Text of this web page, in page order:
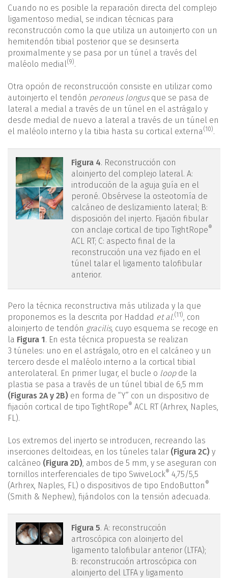
Cuando no es posible la reparación directa del complejo
ligamentoso medial, se indican técnicas para
reconstrucción como la que utiliza un autoinjerto con un
hemitendón tibial posterior que se desinserta
proximalmente y se pasa por un túnel a través del
maléolo medial (9).
Otra opción de reconstrucción consiste en utilizar como
autoinjerto el tendón peroneus longusque se pasa de
lateral a medial a través de un túnel en el astrágalo y
desde medial de nuevo a lateral a través de un túnel en
el maléolo interno y la tibia hasta su cortical externa (10).
figura4.png
Figura 4. Reconstrucción con
aloinjerto del complejo lateral. A:
introducción de la aguja guía en el
peroné. Obsérvese la osteotomía de
calcáneo de deslizamiento lateral; B:
disposición del injerto. Fijación fibular
con anclaje cortical de tipo TightRope®
ACL RT; C: aspecto final de la
reconstrucción una vez fijado en el
túnel talar el ligamento talofibular
anterior.
Pero la técnica reconstructiva más utilizada y la que
proponemos es la descrita por Haddad et al.(11)
, con
aloinjerto de tendón gracilis, cuyo esquema se recoge en
la Figura 1. En esta técnica propuesta se realizan
3 túneles: uno en el astrágalo, otro en el calcáneo y un
tercero desde el maléolo interno a la cortical tibial
anterolateral. En primer lugar, el bucle o loopde la
plastia se pasa a través de un túnel tibial de 6,5 mm
(Figuras 2A y 2B) en forma de “Y” con un dispositivo de
fijación cortical de tipo TightRope® ACL RT (Arhrex, Naples,
FL).
Los extremos del injerto se introducen, recreando las
inserciones deltoideas, en los túneles talar (Figura 2C) y
calcáneo (Figura 2D) , ambos de 5 mm, y se aseguran con
tornillos interferenciales de tipo SwiveLock® 4,75/5,5
(Arhrex, Naples, FL) o dispositivos de tipo EndoButton ®
(Smith & Nephew), fijándolos con la tensión adecuada.
figura5.png
Figura 5. A: reconstrucción
artroscópica con aloinjerto del
ligamento talofibular anterior (LTFA);
B: reconstrucción artroscópica con
aloinjerto del LTFA y ligamento